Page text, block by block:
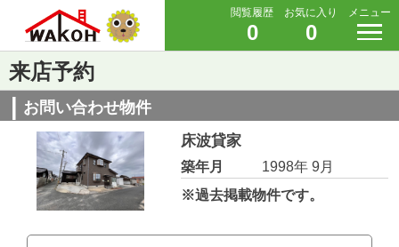
閲覧履歴
0
お気に入り
0
メニュー
来店予約
お問い合わせ物件
床波貸家
築年月
1998年 9月
※過去掲載物件です。